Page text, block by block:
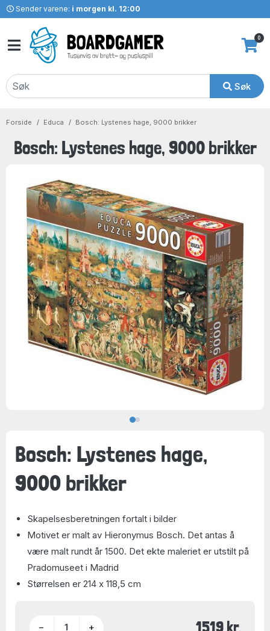
Sender varene: i morgen kl. 12:00
Søk
0
Forside Educa Bosch: Lystenes hage, 9000 brikker
Bosch: Lystenes hage, 9000 brikker
Bosch: Lystenes hage,
9000 brikker
Skapelsesberetningen fortalt i bilder
Motivet er malt av Hieronymus Bosch. Det antas å
være malt rundt år 1500. Det ekte maleriet er utstilt på
Pradomuseet i Madrid
Størrelsen er 214 x 118,5 cm
− + 1519 kr.